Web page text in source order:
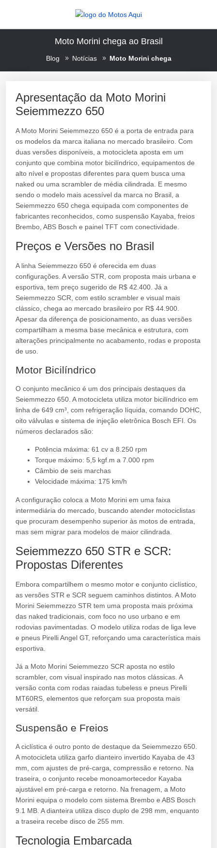
Moto Morini chega ao Brasil
Blog Notícias Moto Morini chega
Apresentação da Moto Morini
Seiemmezzo 650
A Moto Morini Seiemmezzo 650 é a porta de entrada para
os modelos da marca italiana no mercado brasileiro. Com
duas versões disponíveis, a motocicleta aposta em um
conjunto que combina motor bicilíndrico, equipamentos de
alto nível e propostas diferentes para quem busca uma
naked ou uma scrambler de média cilindrada. E mesmo
sendo o modelo mais acessível da marca no Brasil, a
Seiemmezzo 650 chega equipada com componentes de
fabricantes reconhecidos, como suspensão Kayaba, freios
Brembo, ABS Bosch e painel TFT com conectividade.
Preços e Versões no Brasil
A linha Seiemmezzo 650 é oferecida em duas
configurações. A versão STR, com proposta mais urbana e
esportiva, tem preço sugerido de R$ 42.400. Já a
Seiemmezzo SCR, com estilo scrambler e visual mais
clássico, chega ao mercado brasileiro por R$ 44.900.
Apesar da diferença de posicionamento, as duas versões
compartilham a mesma base mecânica e estrutura, com
alterações principalmente no acabamento, rodas e proposta
de uso.
Motor Bicilíndrico
O conjunto mecânico é um dos principais destaques da
Seiemmezzo 650. A motocicleta utiliza motor bicilíndrico em
linha de 649 cm³, com refrigeração líquida, comando DOHC,
oito válvulas e sistema de injeção eletrônica Bosch EFI. Os
números declarados são:
Potência máxima: 61 cv a 8.250 rpm
Torque máximo: 5,5 kgf.m a 7.000 rpm
Câmbio de seis marchas
Velocidade máxima: 175 km/h
A configuração coloca a Moto Morini em uma faixa
intermediária do mercado, buscando atender motociclistas
que procuram desempenho superior às motos de entrada,
mas sem migrar para modelos de maior cilindrada.
Seiemmezzo 650 STR e SCR:
Propostas Diferentes
Embora compartilhem o mesmo motor e conjunto ciclístico,
as versões STR e SCR seguem caminhos distintos. A Moto
Morini Seiemmezzo STR tem uma proposta mais próxima
das naked tradicionais, com foco no uso urbano e em
rodovias pavimentadas. O modelo utiliza rodas de liga leve
e pneus Pirelli Angel GT, reforçando uma característica mais
esportiva.
Já a Moto Morini Seiemmezzo SCR aposta no estilo
scrambler, com visual inspirado nas motos clássicas. A
versão conta com rodas raiadas tubeless e pneus Pirelli
MT60RS, elementos que reforçam sua proposta mais
versátil.
Suspensão e Freios
A ciclística é outro ponto de destaque da Seiemmezzo 650.
A motocicleta utiliza garfo dianteiro invertido Kayaba de 43
mm, com ajustes de pré-carga, compressão e retorno. Na
traseira, o conjunto recebe monoamortecedor Kayaba
ajustável em pré-carga e retorno. Na frenagem, a Moto
Morini equipa o modelo com sistema Brembo e ABS Bosch
9.1 MB. A dianteira utiliza disco duplo de 298 mm, enquanto
a traseira recebe disco de 255 mm.
Tecnologia Embarcada